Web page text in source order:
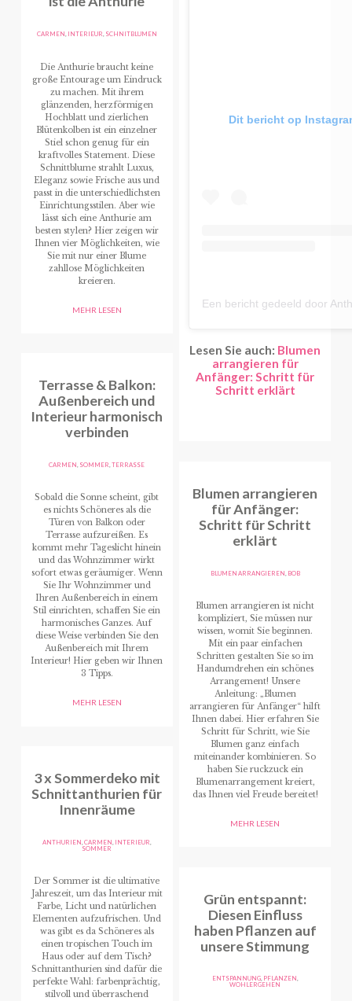
CARMEN, INTERIEUR, SCHNITBLUMEN
Die Anthurie braucht keine
große Entourage um Eindruck
zu machen. Mit ihrem
glänzenden, herzförmigen
Hochblatt und zierlichen
Blütenkolben ist ein einzelner
Stiel schon genug für ein
kraftvolles Statement. Diese
Schnittblume strahlt Luxus,
Eleganz sowie Frische aus und
passt in die unterschiedlichsten
Einrichtungsstilen. Aber wie
lässt sich eine Anthurie am
besten stylen? Hier zeigen wir
Ihnen vier Möglichkeiten, wie
Sie mit nur einer Blume
zahllose Möglichkeiten
kreieren.
MEHR LESEN
Terrasse & Balkon:
Außenbereich und
Interieur harmonisch
verbinden
CARMEN, SOMMER,TERRASSE
Sobald die Sonne scheint, gibt
es nichts Schöneres als die
Türen von Balkon oder
Terrasse aufzureißen. Es
kommt mehr Tageslicht hinein
und das Wohnzimmer wirkt
sofort etwas geräumiger. Wenn
Sie Ihr Wohnzimmer und
Ihren Außenbereich in einem
Stil einrichten, schaffen Sie ein
harmonisches Ganzes. Auf
diese Weise verbinden Sie den
Außenbereich mit Ihrem
Interieur! Hier geben wir Ihnen
3 Tipps.
MEHR LESEN
3 x Sommerdeko mit
Schnittanthurien für
Innenräume
ANTHURIEN,CARMEN, INTERIEUR,
SOMMER
Der Sommer ist die ultimative
Jahreszeit, um das Interieur mit
Farbe, Licht und natürlichen
Elementen aufzufrischen. Und
was gibt es da Schöneres als
einen tropischen Touch im
Haus oder auf dem Tisch?
Schnittanthurien sind dafür die
perfekte Wahl: farbenprächtig,
stilvoll und überraschend
Dit bericht op
Lesen Sie auch: Blumen
arrangieren für
Anfänger: Schritt für
Schritt erklärt
Blumen arrangieren
für Anfänger:
Schritt für Schritt
erklärt
BLUMEN ARRANGIEREN BOB
Blumen arrangieren ist nicht
kompliziert, Sie müssen nur
wissen, womit Sie beginnen.
Mit ein paar einfachen
Schritten gestalten Sie so im
Handumdrehen ein schönes
Arrangement! Unsere
Anleitung: „Blumen
arrangieren für Anfänger“ hilft
Ihnen dabei. Hier erfahren Sie
Schritt für Schritt, wie Sie
Blumen ganz einfach
miteinander kombinieren. So
haben Sie ruckzuck ein
Blumenarrangement kreiert,
das Ihnen viel Freude bereitet!
MEHR LESEN
Grün entspannt:
Diesen Einfluss
haben Pflanzen auf
unsere Stimmung
ENTSPANNUNG, PFLANZEN,
WOHLERGEHEN